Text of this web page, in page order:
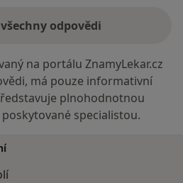
odpovědi
na portálu ZnamyLekar.cz
má pouze informativní
plnohodnotnou
specialistou.